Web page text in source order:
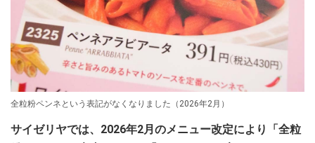
全粒粉ペンネという表記がなくなりました（2026年2月）
サイゼリヤでは、2026年2月のメニュー改定により「全粒